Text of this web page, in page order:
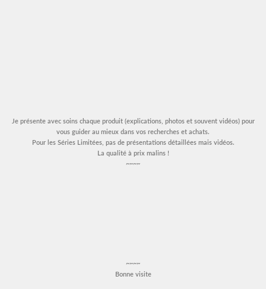
Je présente avec soins chaque produit (explications, photos et souvent vidéos) pour
vous guider au mieux dans vos recherches et achats.
Pour les Séries Limitées, pas de présentations détaillées mais vidéos.
La qualité à prix malins !
~~~~
~~~~
Bonne visite